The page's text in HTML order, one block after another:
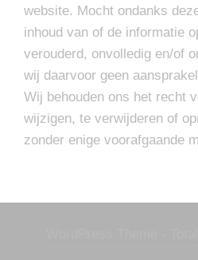
website. Mocht ondanks
inhoud van of de informatie
verouderd, onvolledig en/of
wij daarvoor geen
Wij behouden ons het recht
wijzigen, te verwijderen of
zonder enige voorafgaande